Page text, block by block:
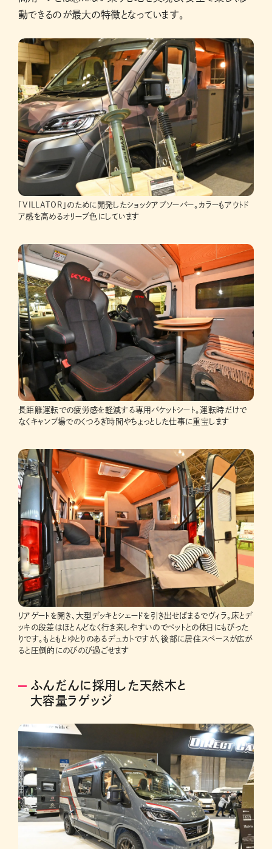
動できるのが最大の特徴となっています。
「VILLATOR」のために開発したショックアブソーバー。カラーもアウトド
ア感を高めるオリーブ色にしています
長距離運転での疲労感を軽減する専用バケットシート。運転時だけで
なくキャンプ場でのくつろぎ時間やちょっとした仕事に重宝します
リアゲートを開き、大型デッキとシェードを引き出せばまるでヴィラ。床とデ
ッキの段差はほとんどなく行き来しやすいのでペットとの休日にもぴった
りです。もともとゆとりのあるデュカトですが、後部に居住スペースが広が
ると圧倒的にのびのび過ごせます
ふんだんに採用した天然木と
大容量ラゲッジ